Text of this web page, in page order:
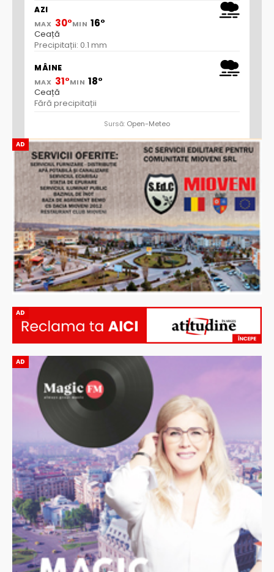
AD
AD
AD
AZI
MAX 30°MIN 16°
Ceață
Precipitații: 0.1 mm
MÂINE
MAX 31°MIN 18°
Ceață
Fără precipitații
Sursă: Open-Meteo